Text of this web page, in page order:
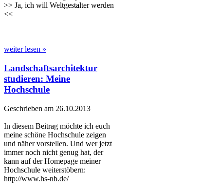
>> Ja, ich will Weltgestalter werden
<<
weiter lesen »
Landschaftsarchitektur
studieren: Meine
Hochschule
Geschrieben am 26.10.2013
In diesem Beitrag möchte ich euch
meine schöne Hochschule zeigen
und näher vorstellen. Und wer jetzt
immer noch nicht genug hat, der
kann auf der Homepage meiner
Hochschule weiterstöbern:
http://www.hs-nb.de/